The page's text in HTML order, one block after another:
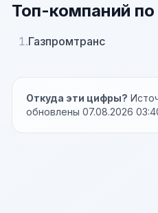
Топ-компаний
1.Газпромтранс
Откуда эти цифры?
обновлены 07.08.2026